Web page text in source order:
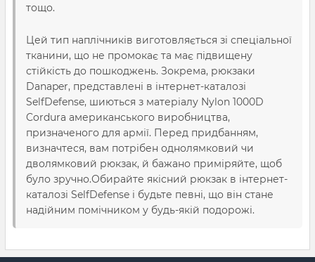
тощо.
Цей тип наплічників виготовляється зі спеціальної
тканини, що не промокає та має підвищену
стійкість до пошкоджень. Зокрема, рюкзаки
Danaper, представлені в інтернет-каталозі
SelfDefense, шиються з матеріалу Nylon 1000D
Cordura американського виробництва,
призначеного для армії. Перед придбанням,
визначтеся, вам потрібен однолямковий чи
дволямковий рюкзак, й бажано приміряйте, щоб
було зручно.Обирайте якісний рюкзак в інтернет-
каталозі SelfDefense і будьте певні, що він стане
надійним помічником у будь-якій подорожі.